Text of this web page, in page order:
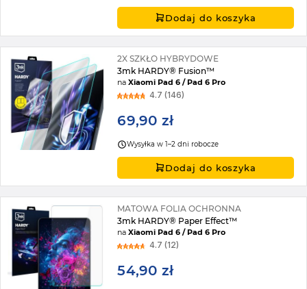
Dodaj do koszyka
2X SZKŁO HYBRYDOWE
3mk HARDY® Fusion™
naXiaomi Pad 6 / Pad 6 Pro
4.7 (146)
69,90 zł
Wysyłka w 1–2 dni robocze
Dodaj do koszyka
MATOWA FOLIA OCHRONNA
3mk HARDY® Paper Effect™
naXiaomi Pad 6 / Pad 6 Pro
4.7 (12)
54,90 zł